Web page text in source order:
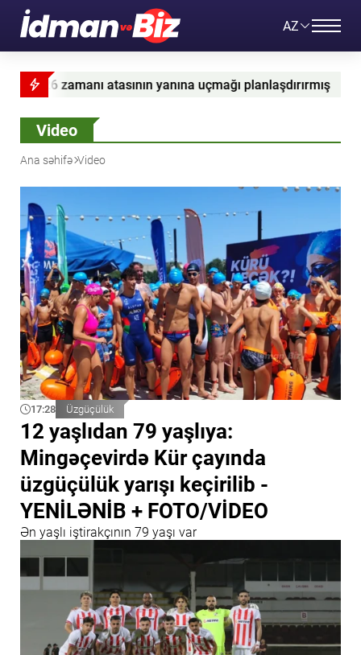
AZ
uçmağı planlaşdırırmış “Trabzonspor”
Video
Ana səhifə Video
17:28 Üzgüçülük
12 yaşlıdan 79 yaşlıya:
Mingəçevirdə Kür çayında
üzgüçülük yarışı keçirilib -
YENİLƏNİB + FOTO/VİDEO
Ən yaşlı iştirakçının 79 yaşı var